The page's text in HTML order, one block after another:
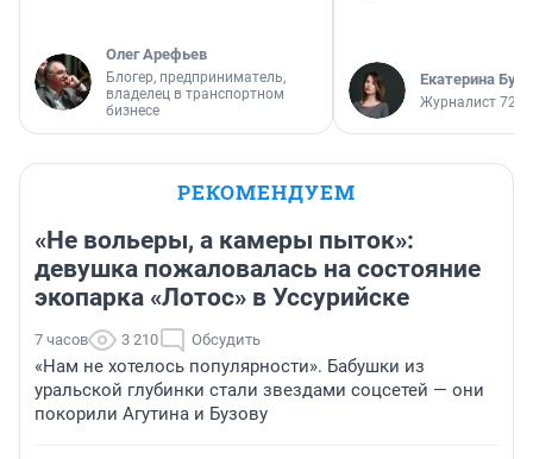
Олег Арефьев
Блогер, предприниматель,
владелец в транспортном
бизнесе
Екатерина
Журналист
РЕКОМЕНДУЕМ
«Не вольеры, а камеры пыток»:
девушка пожаловалась на состояние
экопарка «Лотос» в Уссурийске
7 часов 3 210 Обсудить
«Нам не хотелось популярности». Бабушки из
уральской глубинки стали звездами соцсетей — они
покорили Агутина и Бузову